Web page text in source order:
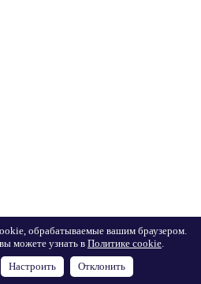
обрабатываемые вашим браузером.
можете узнать в Политике cookie.
Настроить Отклонить